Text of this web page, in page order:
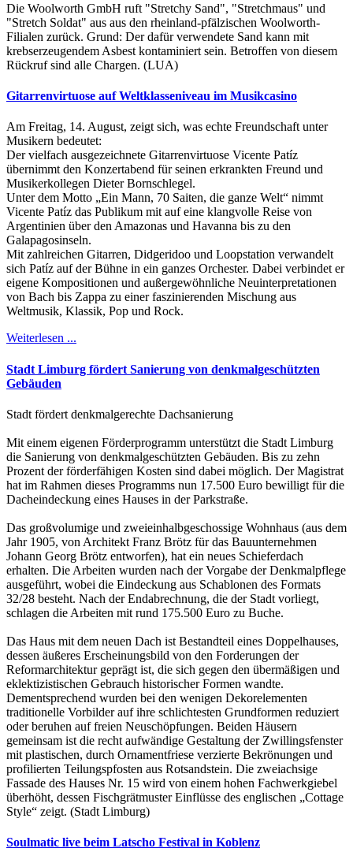
Die Woolworth GmbH ruft "Stretchy Sand", "Stretchmaus" und
"Stretch Soldat" aus aus den rheinland-pfälzischen Woolworth-
Filialen zurück. Grund: Der dafür verwendete Sand kann mit
krebserzeugendem Asbest kontaminiert sein. Betroffen von diesem
Rückruf sind alle Chargen. (LUA)
Gitarrenvirtuose auf Weltklasseniveau im Musikcasino
Am Freitag, 14. August, zeigt sich, was echte Freundschaft unter
Musikern bedeutet:
Der vielfach ausgezeichnete Gitarrenvirtuose Vicente Patíz
übernimmt den Konzertabend für seinen erkrankten Freund und
Musikerkollegen Dieter Bornschlegel.
Unter dem Motto „Ein Mann, 70 Saiten, die ganze Welt“ nimmt
Vicente Patíz das Publikum mit auf eine klangvolle Reise von
Argentinien über den Amazonas und Havanna bis zu den
Galapagosinseln.
Mit zahlreichen Gitarren, Didgeridoo und Loopstation verwandelt
sich Patíz auf der Bühne in ein ganzes Orchester. Dabei verbindet er
eigene Kompositionen und außergewöhnliche Neuinterpretationen
von Bach bis Zappa zu einer faszinierenden Mischung aus
Weltmusik, Klassik, Pop und Rock.
Weiterlesen ...
Stadt Limburg fördert Sanierung von denkmalgeschützten
Gebäuden
Stadt fördert denkmalgerechte Dachsanierung
Mit einem eigenen Förderprogramm unterstützt die Stadt Limburg
die Sanierung von denkmalgeschützten Gebäuden. Bis zu zehn
Prozent der förderfähigen Kosten sind dabei möglich. Der Magistrat
hat im Rahmen dieses Programms nun 17.500 Euro bewilligt für die
Dacheindeckung eines Hauses in der Parkstraße.
Das großvolumige und zweieinhalbgeschossige Wohnhaus (aus dem
Jahr 1905, von Architekt Franz Brötz für das Bauunternehmen
Johann Georg Brötz entworfen), hat ein neues Schieferdach
erhalten. Die Arbeiten wurden nach der Vorgabe der Denkmalpflege
ausgeführt, wobei die Eindeckung aus Schablonen des Formats
32/28 besteht. Nach der Endabrechnung, die der Stadt vorliegt,
schlagen die Arbeiten mit rund 175.500 Euro zu Buche.
Das Haus mit dem neuen Dach ist Bestandteil eines Doppelhauses,
dessen äußeres Erscheinungsbild von den Forderungen der
Reformarchitektur geprägt ist, die sich gegen den übermäßigen und
eklektizistischen Gebrauch historischer Formen wandte.
Dementsprechend wurden bei den wenigen Dekorelementen
traditionelle Vorbilder auf ihre schlichtesten Grundformen reduziert
oder beruhen auf freien Neuschöpfungen. Beiden Häusern
gemeinsam ist die recht aufwändige Gestaltung der Zwillingsfenster
mit plastischen, durch Ornamentfriese verzierte Bekrönungen und
profilierten Teilungspfosten aus Rotsandstein. Die zweiachsige
Fassade des Hauses Nr. 15 wird von einem hohen Fachwerkgiebel
überhöht, dessen Fischgrätmuster Einflüsse des englischen „Cottage
Style“ zeigt. (Stadt Limburg)
Soulmatic live beim Latscho Festival in Koblenz